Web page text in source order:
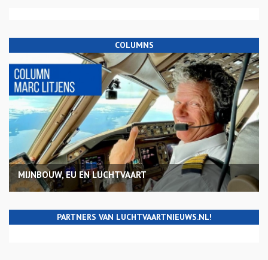
COLUMNS
MIJNBOUW, EU EN LUCHTVAART
PARTNERS VAN LUCHTVAARTNIEUWS.NL!